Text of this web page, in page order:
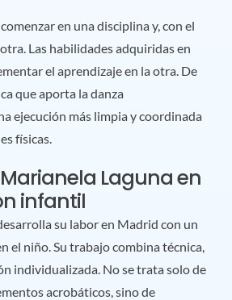
en una disciplina y, con el
Las habilidades adquiridas en
el aprendizaje en la otra. De
que aporta la danza
ejecución más limpia y coordinada
físicas.
Laguna en
infantil
su labor en Madrid con un
el niño. Su trabajo combina técnica,
individualizada. No se trata solo de
acrobáticos, sino de